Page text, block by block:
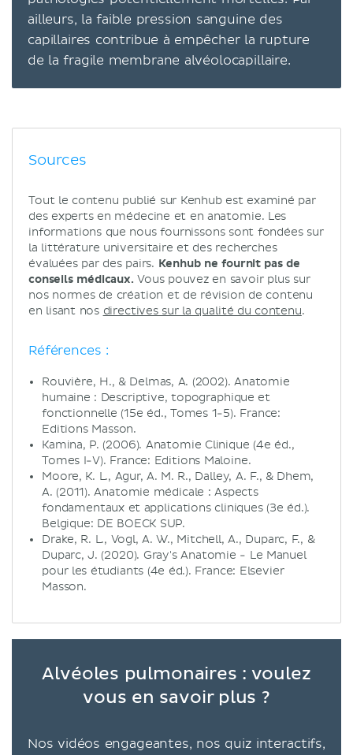
ailleurs, la faible pression sanguine des
capillaires contribue à empêcher la rupture
de la fragile membrane alvéolocapillaire.
Sources
Tout le contenu publié sur Kenhub est examiné par
des experts en médecine et en anatomie. Les
informations que nous fournissons sont fondées sur
la littérature universitaire et des recherches
évaluées par des pairs. Kenhub ne fournit pas de
conseils médicaux. Vous pouvez en savoir plus sur
nos normes de création et de révision de contenu
en lisant nos directives sur la qualité du contenu.
Références :
Rouvière, H., & Delmas, A. (2002). Anatomie
humaine : Descriptive, topographique et
fonctionnelle (15e éd., Tomes 1-5). France:
Editions Masson.
Kamina, P. (2006). Anatomie Clinique (4e éd.,
Tomes I-V). France: Editions Maloine.
Moore, K. L., Agur, A. M. R., Dalley, A. F., & Dhem,
A. (2011). Anatomie médicale : Aspects
fondamentaux et applications cliniques (3e éd.).
Belgique: DE BOECK SUP.
Drake, R. L., Vogl, A. W., Mitchell, A., Duparc, F., &
Duparc, J. (2020). Gray's Anatomie - Le Manuel
pour les étudiants (4e éd.). France: Elsevier
Masson.
Alvéoles pulmonaires : voulez
vous en savoir plus ?
Nos vidéos engageantes, nos quiz interactifs,